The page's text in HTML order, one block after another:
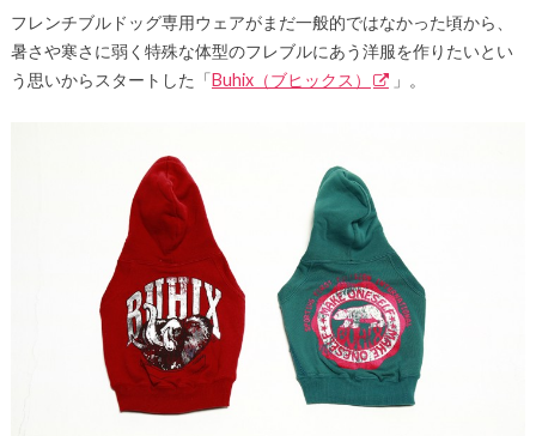
フレンチブルドッグ専用ウェアがまだ一般的ではなかった頃から、
暑さや寒さに弱く特殊な体型のフレブルにあう洋服を作りたいとい
う思いからスタートした「Buhix（ブヒックス） 」。